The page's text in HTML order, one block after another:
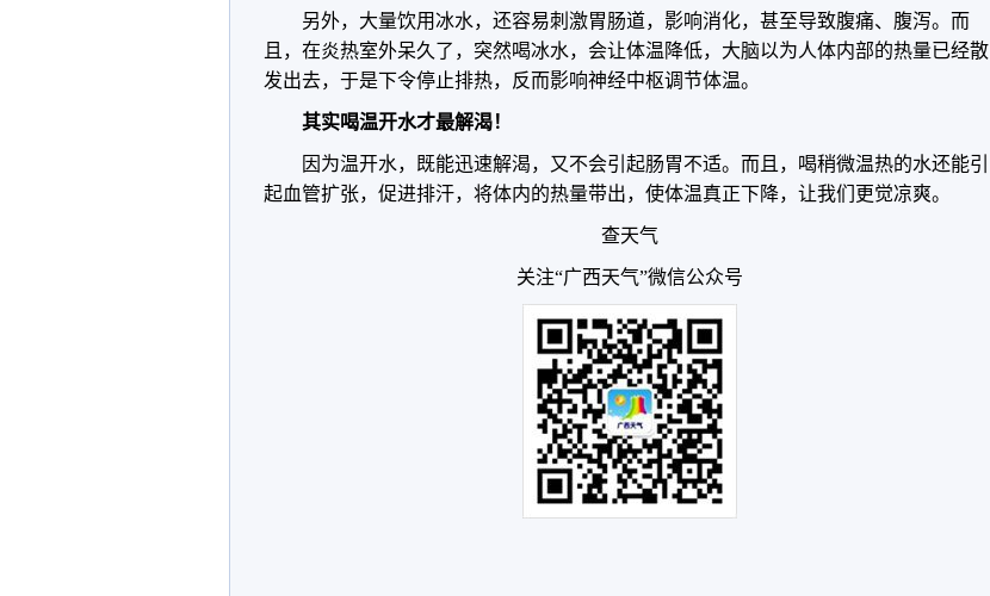
另外，大量饮用冰水，还容易刺激胃肠道，影响消化，甚至导致腹痛、腹泻。而
且，在炎热室外呆久了，突然喝冰水，会让体温降低，大脑以为人体内部的热量已经散
发出去，于是下令停止排热，反而影响神经中枢调节体温。
其实喝温开水才最解渴！
因为温开水，既能迅速解渴，又不会引起肠胃不适。而且，喝稍微温热的水还能引
起血管扩张，促进排汗，将体内的热量带出，使体温真正下降，让我们更觉凉爽。
查天气
关注“广西天气”微信公众号